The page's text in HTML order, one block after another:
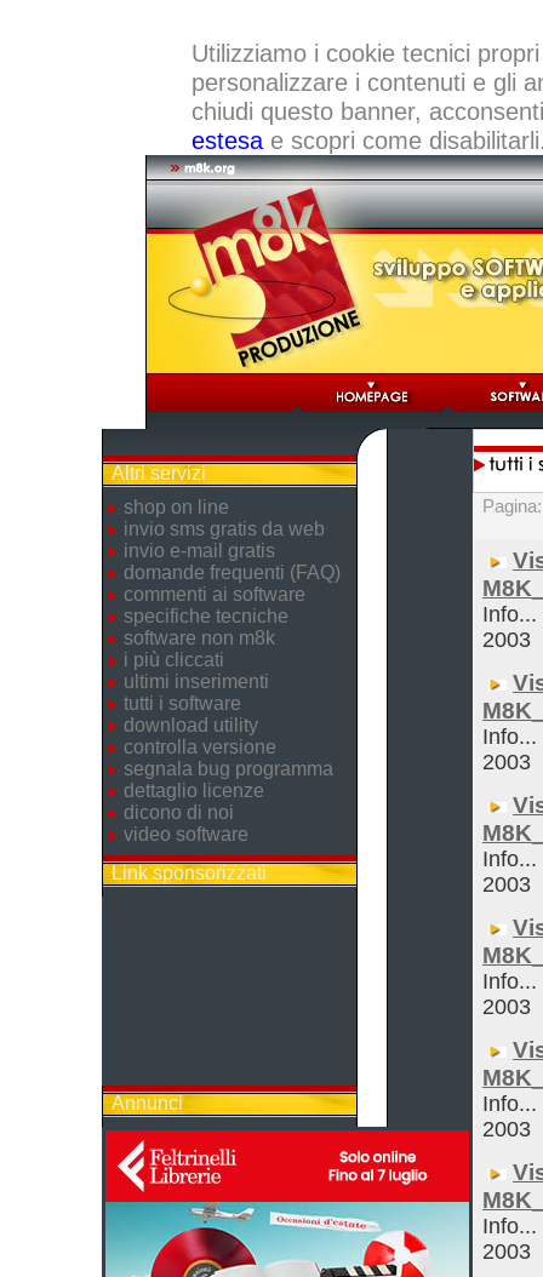
Utilizziamo i cookie tecnici
personalizzare i contenuti e gli
chiudi questo banner,
estesae scopri come
Altri servizi
shop on line
invio sms gratis da web
invio e-mail gratis
domande frequenti (FAQ)
commenti ai software
specifiche tecniche
software non m8k
i più cliccati
ultimi inserimenti
tutti i software
download utility
controlla versione
segnala bug programma
dettaglio licenze
dicono di noi
video software
Link sponsorizzati
Annunci
Info...
2003
Info...
2003
Info...
2003
Info...
2003
Info...
2003
Info...
2003